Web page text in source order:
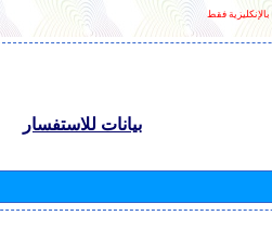
بالإنكليزية فقط
بيانات للاستفسار